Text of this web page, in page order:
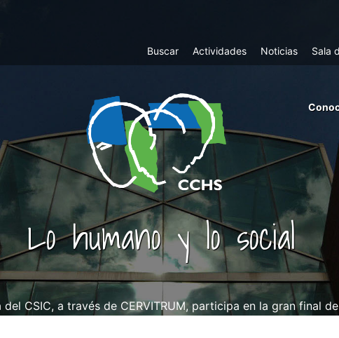
Top
Buscar Actividades Noticias Sala
menu
abierto
Lo humano y lo social
CSIC, a través de CERVITRUM, participa en la gran final